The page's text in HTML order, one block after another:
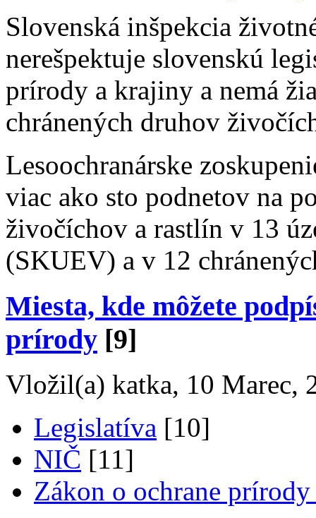
Slovenská inšpekcia
nerešpektuje slovenskú
prírody a krajiny a nemá
chránených druhov
Lesoochranárske
viac ako sto podnetov na
živočíchov a rastlín v 13
(SKUEV) a v 12
Miesta, kde môžete
prírody [9]
Vložil(a) katka, 10 Marec,
Legislatíva [10]
NIČ [11]
Zákon o ochrane